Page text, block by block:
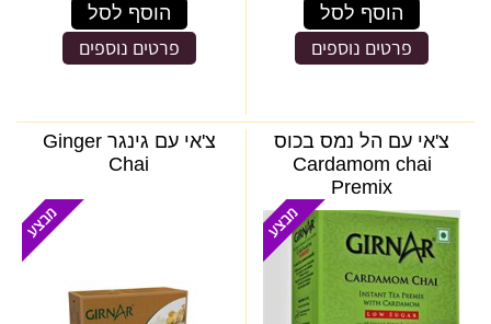
הוסף לסל
פרטים נוספים
הוסף לסל
פרטים נוספים
צ'אי עם הל נמס בכוס
Cardamom chai
Premix
צ'אי עם גינגר Ginger
Chai